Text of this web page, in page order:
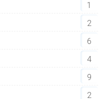
1
2
6
4
9
2